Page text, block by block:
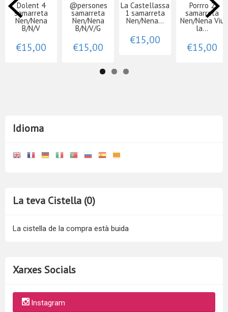
Idioma
La teva Cistella (0)
La cistella de la compra està buida
Xarxes Socials
Instagram
Dolent 4
samarreta
Nen/Nena
B/N/V
€15,00
@persones
samarreta
Nen/Nena
B/N/V/G
€15,00
La Castellassa
1 samarreta
Nen/Nena...
€15,00
Porrro 2
samarreta
Nen/Nena Viu
la...
€15,00